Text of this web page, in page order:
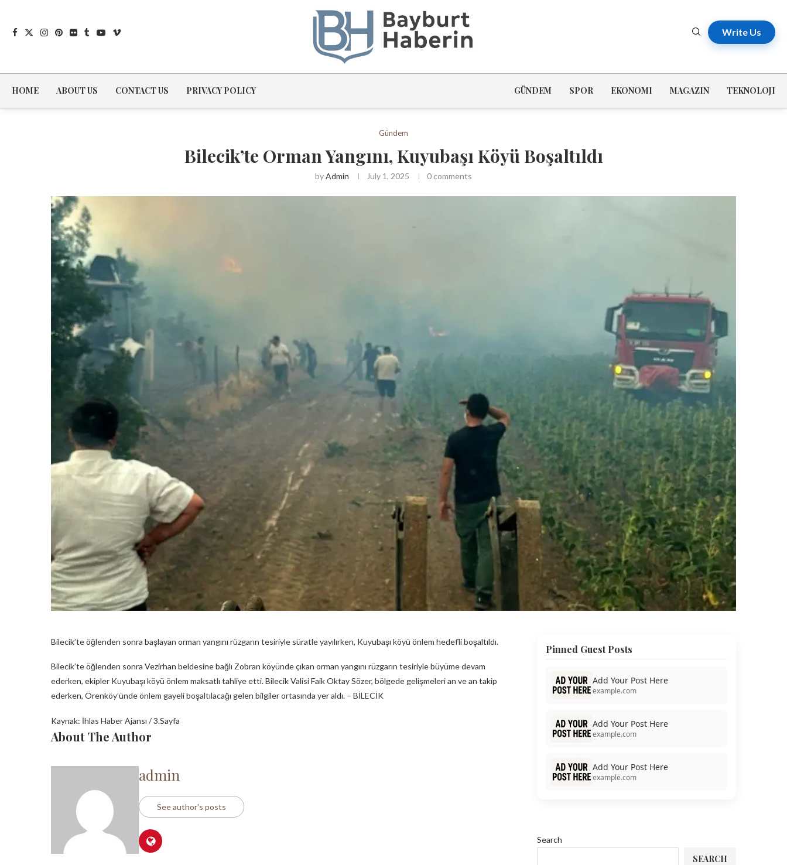
Write Us
HOME ABOUT US CONTACT US PRIVACY POLICY GÜNDEM SPOR EKONOMI MAGAZIN TEKNOLOJI
Gündem
Bilecik’te Orman Yangını, Kuyubaşı Köyü Boşaltıldı
byAdmin July 1, 2025 0 comments
Bilecik’te öğlenden sonra başlayan orman yangını rüzgarın tesiriyle süratle yayılırken, Kuyubaşı köyü önlem hedefli boşaltıldı.
Bilecik’te öğlenden sonra Vezirhan beldesine bağlı Zobran köyünde çıkan orman yangını rüzgarın tesiriyle büyüme devam
ederken, ekipler Kuyubaşı köyü önlem maksatlı tahliye etti. Bilecik Valisi Faik Oktay Sözer, bölgede gelişmeleri an ve an takip
ederken, Örenköy’ünde önlem gayeli boşaltılacağı gelen bilgiler ortasında yer aldı. – BİLECİK
Kaynak: İhlas Haber Ajansı / 3.Sayfa
About The Author
admin
See author's posts
Pinned Guest Posts
Add Your Post Here
example.com
Add Your Post Here
example.com
Add Your Post Here
example.com
Search
SEARCH